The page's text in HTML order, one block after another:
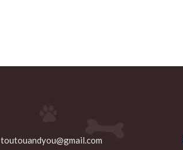
toutouandyou@gmail.com